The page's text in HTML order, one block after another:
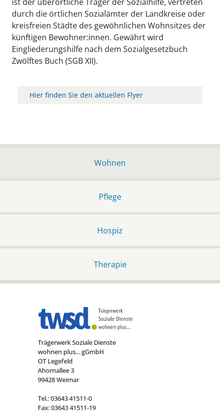
durch die örtlichen Sozialämter der Landkreise oder
kreisfreien Städte des gewöhnlichen Wohnsitzes der
künftigen Bewohner:innen. Gewährt wird
Eingliederungshilfe nach dem Sozialgesetzbuch
Zwölftes Buch (SGB XII).
Hier finden Sie den aktuellen Flyer
Wohnen
Pflege
Hospiz
Therapie
Trägerwerk Soziale Dienste
wohnen plus... gGmbH
OT Legefeld
Ahornallee 3
99428 Weimar
Tel.: 03643 41511-0
Fax: 03643 41511-19